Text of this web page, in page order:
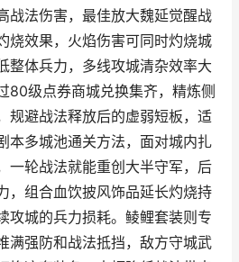
战法伤害，最佳放大魏延觉醒战
烧效果，火焰伤害可同时灼烧城
整体兵力，多线攻城清杂效率大
80级点券商城兑换集齐，精炼侧
规避战法释放后的虚弱短板，适
本多城池通关方法，面对城内扎
一轮战法就能重创大半守军，后
，组合血饮披风饰品延长灼烧持
攻城的兵力损耗。鲮鲤套装则专
满强防和战法抵挡，敌方守城武